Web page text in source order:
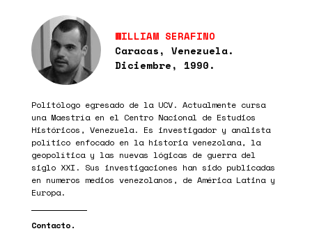
WILLIAM SERAFINO
Caracas, Venezuela.
Diciembre, 1990.
Politólogo egresado de la UCV. Actualmente cursa
una Maestría en el Centro Nacional de Estudios
Históricos, Venezuela. Es investigador y analista
político enfocado en la historia venezolana, la
geopolítica y las nuevas lógicas de guerra del
siglo XXI. Sus investigaciones han sido publicadas
en numeros medios venezolanos, de América Latina y
Europa.